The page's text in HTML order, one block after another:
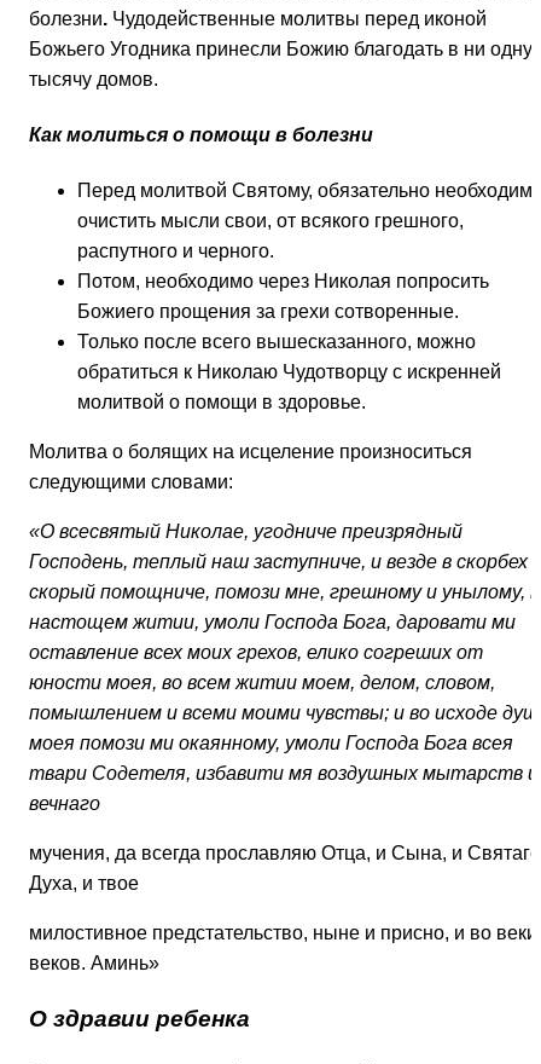
болезни. Чудодейственные молитвы перед иконой
Божьего Угодника принесли Божию благодать в ни одну
тысячу домов.
Как молиться о помощи в болезни
Перед молитвой Святому, обязательно
очистить мысли свои, от всякого грешного,
распутного и черного.
Потом, необходимо через Николая попросить
Божиего прощения за грехи сотворенные.
Только после всего вышесказанного, можно
обратиться к Николаю Чудотворцу с искренней
молитвой о помощи в здоровье.
Молитва о болящих на исцеление произноситься
следующими словами:
«О всесвятый Николае, угодниче преизрядный
Господень, теплый наш заступниче, и везде в скорбех
скорый помощниче, помози мне, грешному и унылому, в
настощем житии, умоли Господа Бога, даровати ми
оставление всех моих грехов, елико согреших от
юности моея, во всем житии моем, делом, словом,
помышлением и всеми моими чувствы; и во исходе
моея помози ми окаянному, умоли Господа Бога всея
твари Содетеля, избавити мя воздушных мытарств и
вечнаго
мучения, да всегда прославляю Отца, и Сына, и Святаго
Духа, и твое
милостивное предстательство, ныне и присно, и во веки
веков. Аминь»
О здравии ребенка